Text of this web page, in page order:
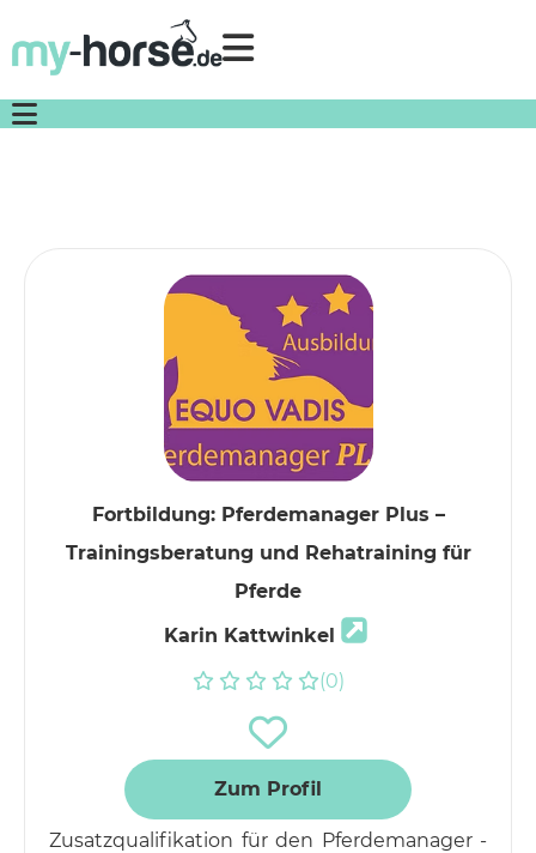
Inhalt
Fortbildung: Pferdemanager Plus –
Trainingsberatung und Rehatraining für
Pferde
Karin Kattwinkel
(0)
Zum Profil
Zusatzqualifikation für den Pferdemanager -